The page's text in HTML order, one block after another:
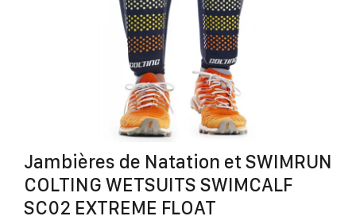
Jambières de Natation et SWIMRUN
COLTING WETSUITS SWIMCALF
SC02 EXTREME FLOAT